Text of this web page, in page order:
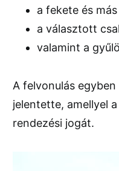
a fekete és
a választott
valamint a
A felvonulás
jelentette, amellyel
rendezési jogát.